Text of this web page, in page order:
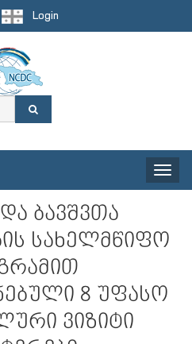
Login
Toggle
ბავშვთა
სახელმწიფო
8 უფასო
ვიზიტი